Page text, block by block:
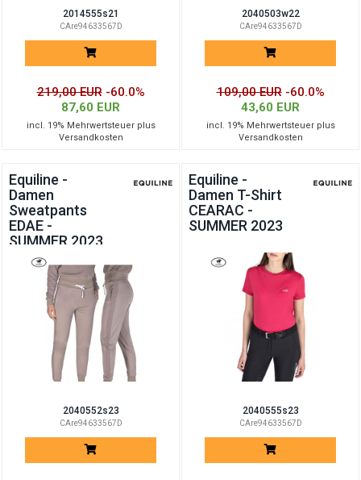
2014555s21
CAre94633567D
219,00 EUR -60.0%
87,60 EUR
incl. 19% Mehrwertsteuer plus
Versandkosten
2040503w22
CAre94633567D
109,00 EUR -60.0%
43,60 EUR
incl. 19% Mehrwertsteuer plus
Versandkosten
Equiline -
Damen
Sweatpants
EDAE -
SUMMER 2023
2040552s23
CAre94633567D
Equiline -
Damen T-Shirt
CEARAC -
SUMMER 2023
2040555s23
CAre94633567D